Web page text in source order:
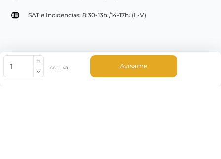
con iva Avísame
SAT e Incidencias: 8:30-13h./14-17h. (L-V)
© Copyright 2022 PepeBar.com |
Aviso legal y
Condiciones generales de compra |
Blog